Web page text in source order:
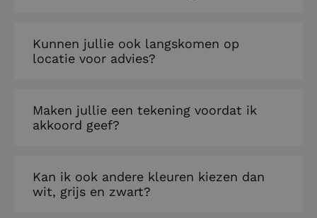
Een offerte kunt u zelf opstellen via de
volgende link:
worden gestuurd naar info@blecks.nl met de
Kunnen jullie ook langskomen op
locatie voor advies?
Ja, wij komen graag langs op locatie. Ook een
Maken jullie een tekening voordat ik
akkoord geef?
Ja, wij maken altijd een tekening voor de klant,
pas als deze akkoord wordt bevonden starten
Kan ik ook andere kleuren kiezen dan
wit, grijs en zwart?